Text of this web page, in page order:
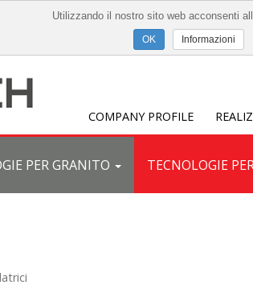
COMPANY PROFILE
PER GRANITO TECNOLOGIE
Utilizzando il nostro sito web acconsenti
Informazioni